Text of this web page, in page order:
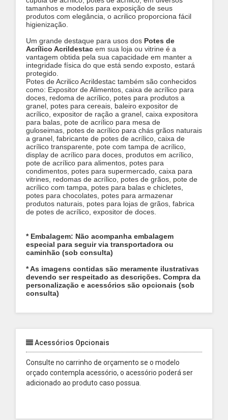
tamanhos e modelos para exposição de seus
produtos com elegância, o acrilico proporciona fácil
higienização.
Um grande destaque para usos dos Potes de
Acrílico Acrildestac em sua loja ou vitrine é a
vantagem obtida pela sua capacidade em manter a
integridade física do que está sendo exposto, estará
protegido.
Potes de Acrilico Acrildestac também são conhecidos
como: Expositor de Alimentos, caixa de acrílico para
doces, redoma de acrílico, potes para produtos a
granel, potes para cereais, baleiro expositor de
acrílico, expositor de ração a granel, caixa expositora
para balas, pote de acrílico para mesa de
guloseimas, potes de acrílico para chás grãos naturais
a granel, fabricante de potes de acrílico, caixa de
acrílico transparente, pote com tampa de acrílico,
display de acrílico para doces, produtos em acrílico,
pote de acrílico para alimentos, potes para
condimentos, potes para supermercado, caixa para
vitrines, redomas de acrílico, potes de grãos, pote de
acrílico com tampa, potes para balas e chicletes,
potes para chocolates, potes para armazenar
produtos naturais, potes para lojas de grãos, fabrica
de potes de acrílico, expositor de doces.
* Embalagem: Não acompanha embalagem
especial para seguir via transportadora ou
caminhão (sob consulta)
* As imagens contidas são meramente ilustrativas
devendo ser respeitado as descrições. Compra da
personalização e acessórios são opcionais (sob
consulta)
Acessórios Opcionais
Consulte no carrinho de orçamento se o modelo
orçado contempla acessório, o acessório poderá ser
adicionado ao produto caso possua.